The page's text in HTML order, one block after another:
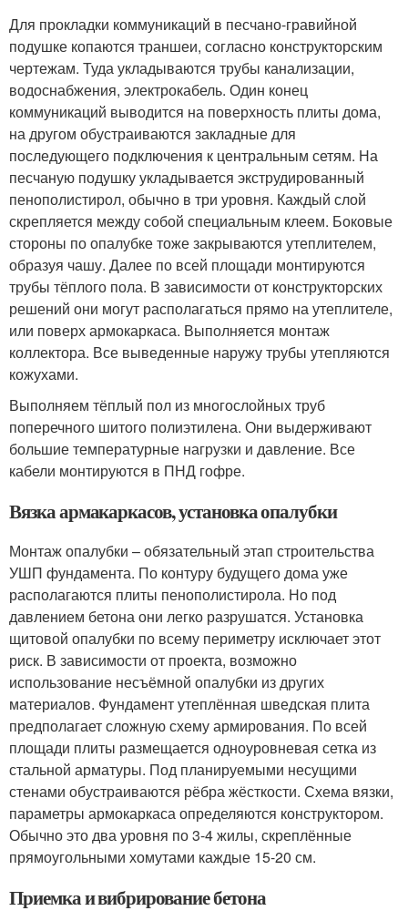
Для прокладки коммуникаций в песчано-гравийной
подушке копаются траншеи, согласно конструкторским
чертежам. Туда укладываются трубы канализации,
водоснабжения, электрокабель. Один конец
коммуникаций выводится на поверхность плиты дома,
на другом обустраиваются закладные для
последующего подключения к центральным сетям. На
песчаную подушку укладывается экструдированный
пенополистирол, обычно в три уровня. Каждый слой
скрепляется между собой специальным клеем. Боковые
стороны по опалубке тоже закрываются утеплителем,
образуя чашу. Далее по всей площади монтируются
трубы тёплого пола. В зависимости от конструкторских
решений они могут располагаться прямо на утеплителе,
или поверх армокаркаса. Выполняется монтаж
коллектора. Все выведенные наружу трубы утепляются
кожухами.
Выполняем тёплый пол из многослойных труб
поперечного шитого полиэтилена. Они выдерживают
большие температурные нагрузки и давление. Все
кабели монтируются в ПНД гофре.
Вязка армакаркасов, установка опалубки
Монтаж опалубки – обязательный этап строительства
УШП фундамента. По контуру будущего дома уже
располагаются плиты пенополистирола. Но под
давлением бетона они легко разрушатся. Установка
щитовой опалубки по всему периметру исключает этот
риск. В зависимости от проекта, возможно
использование несъёмной опалубки из других
материалов. Фундамент утеплённая шведская плита
предполагает сложную схему армирования. По всей
площади плиты размещается одноуровневая сетка из
стальной арматуры. Под планируемыми несущими
стенами обустраиваются рёбра жёсткости. Схема вязки,
параметры армокаркаса определяются конструктором.
Обычно это два уровня по 3-4 жилы, скреплённые
прямоугольными хомутами каждые 15-20 см.
Приемка и вибрирование бетона